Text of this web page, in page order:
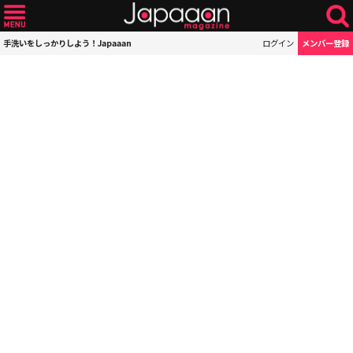
手洗いをしっかりしよう！Japaaan ログイン メンバー登録